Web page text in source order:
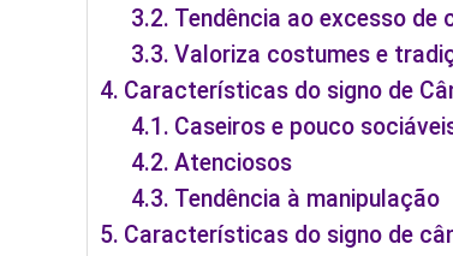
Tendência ao excesso de
Valoriza costumes e
Características do signo de
Caseiros e pouco
Atenciosos
Tendência à manipulação
Características do signo de